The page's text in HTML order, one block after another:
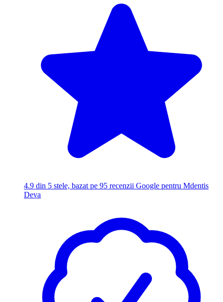
4.9 din 5 stele, bazat pe 95 recenzii Google pentru Mdentis
Deva